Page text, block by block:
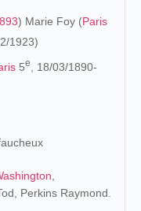
) Marie Foy (Paris
1923)
5e
, 18/03/1890-
Perkins Raymond.